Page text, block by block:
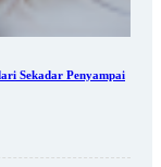
Sekadar Penyampai